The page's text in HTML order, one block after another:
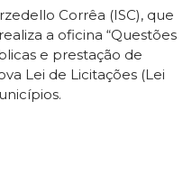
Corrêa (ISC), que
a oficina “Questões
e prestação de
Lei de Licitações (Lei